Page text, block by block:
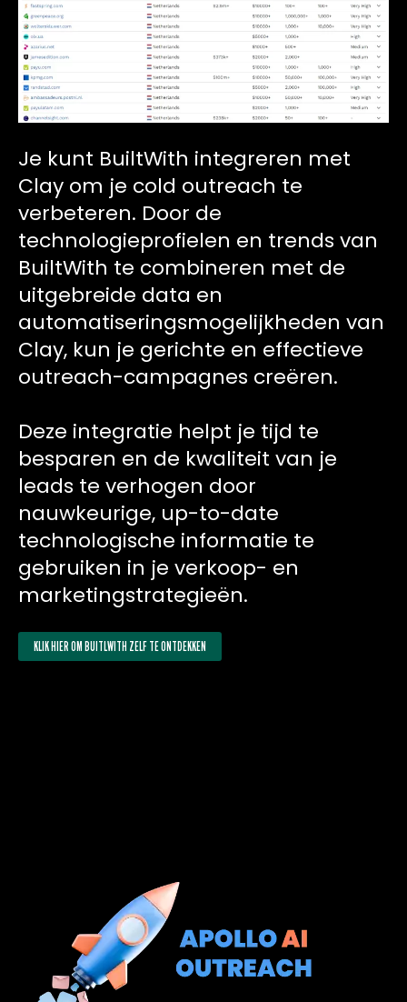
Je kunt BuiltWith integreren met
Clay om je cold outreach te
verbeteren. Door de
technologieprofielen en trends van
BuiltWith te combineren met de
uitgebreide data en
automatiseringsmogelijkheden van
Clay, kun je gerichte en effectieve
outreach-campagnes creëren.
Deze integratie helpt je tijd te
besparen en de kwaliteit van je
leads te verhogen door
nauwkeurige, up-to-date
technologische informatie te
gebruiken in je verkoop- en
marketingstrategieën.
KLIK HIER OM BUITLWITH ZELF TE ONTDEKKEN